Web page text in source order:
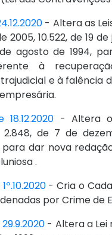
- Altera as Leis
2005, 10.522, de 19
agosto de 1994,
à
e à falência
18.12.2020 - Altera
2.848, de 7 de
para dar nova
.
- Cria o
por Crime de
- Altera a Lei